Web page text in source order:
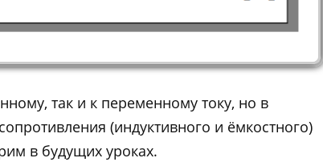
так и к переменному току, но в
(индуктивного и ёмкостного)
в будущих уроках.